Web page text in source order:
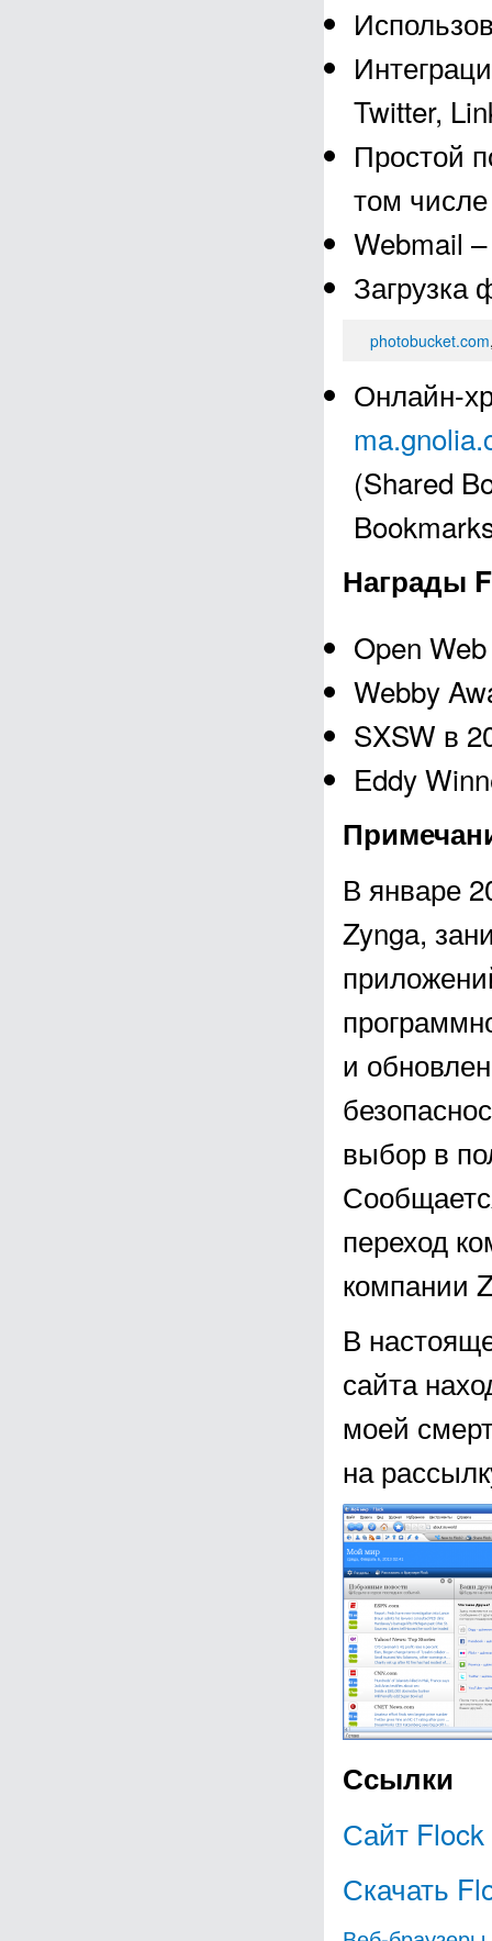
Twitter,
Простой
том
Webmail
Загрузка
photobucket.com
Онлайн-
(Shared
Награды
Open
Webby
SXSW в
Eddy
В январе
Zynga,
и
выбор в
переход
компании
В
сайта
моей
на
Ссылки
Сайт Flock
Скачать